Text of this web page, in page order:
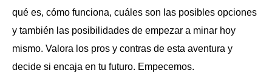
qué es, cómo funciona, cuáles son las posibles opciones
y también las posibilidades de empezar a minar hoy
mismo. Valora los pros y contras de esta aventura y
decide si encaja en tu futuro. Empecemos.